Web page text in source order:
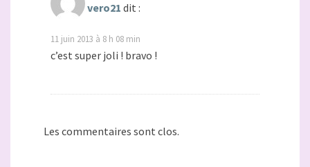
vero21 dit :
11 juin 2013 à 8 h 08 min
c’est super joli ! bravo !
Les commentaires sont clos.